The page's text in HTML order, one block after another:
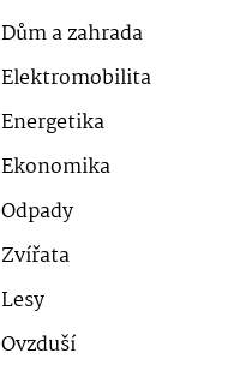
Dům a zahrada
Elektromobilita
Energetika
Ekonomika
Odpady
Zvířata
Lesy
Ovzduší